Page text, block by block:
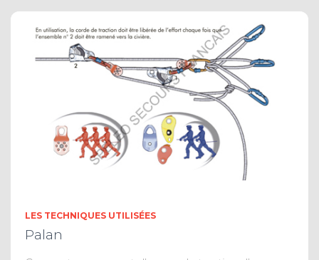
LES TECHNIQUES UTILISÉES
Palan